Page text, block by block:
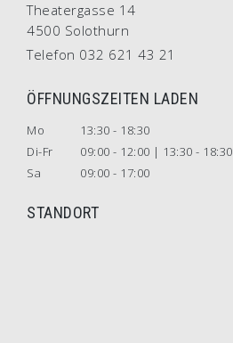
Theatergasse 14
4500 Solothurn
Telefon 032 621 43 21
ÖFFNUNGSZEITEN LADEN
Mo
13:30 - 18:30
Di-Fr
09:00 - 12:00 | 13:30 - 18:30
Sa
09:00 - 17:00
STANDORT